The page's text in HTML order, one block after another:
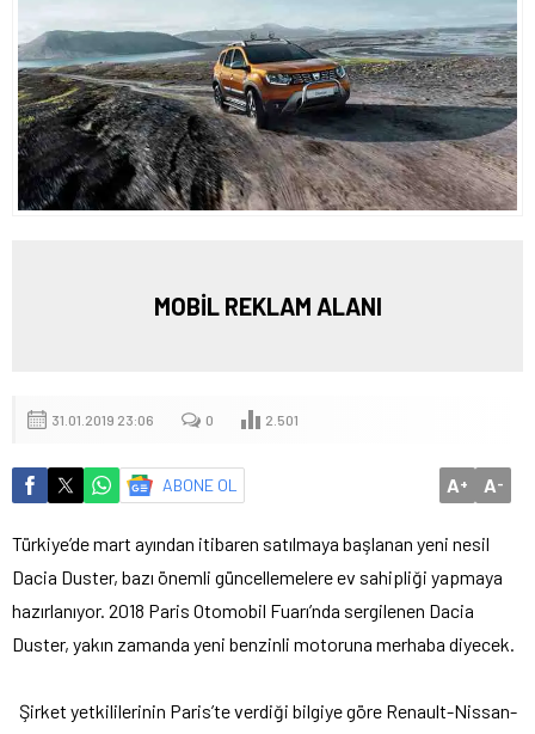
MOBİL REKLAM ALANI
31.01.2019 23:06 0 2.501
ABONE OL A+ A-
Türkiye’de mart ayından itibaren satılmaya başlanan yeni nesil
Dacia Duster, bazı önemli güncellemelere ev sahipliği yapmaya
hazırlanıyor. 2018 Paris Otomobil Fuarı’nda sergilenen Dacia
Duster, yakın zamanda yeni benzinli motoruna merhaba diyecek.
Şirket yetkililerinin Paris’te verdiği bilgiye göre Renault-Nissan-